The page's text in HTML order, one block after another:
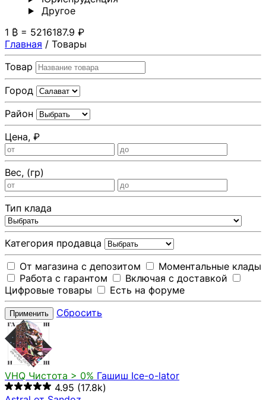
Другoе
1 ₿ = 5216187.9 ₽
Главная / Товары
Товар
Город
Район
Цена, ₽
Вес, (гр)
Тип клада
Категория продавца
От магазина с депозитом
Моментальные клады
Работа с гарантом
Включая с доставкой
Цифровые товары
Есть на форуме
Применить Сбросить
VHQ Чистота > 0% Гашиш Ice-o-lator
4.95 (17.8k)